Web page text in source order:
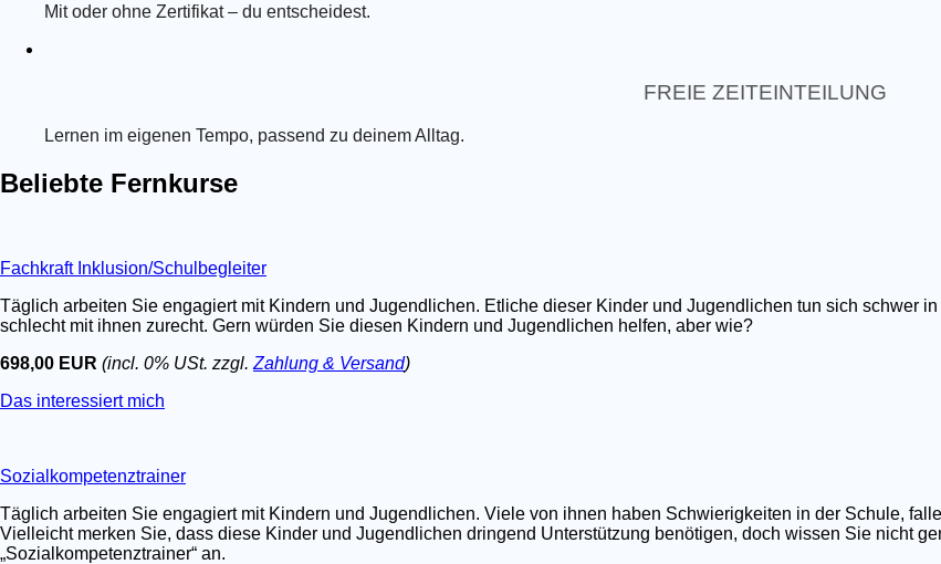
Mit oder ohne Zertifikat – du entscheidest.
FREIE ZEITEINTEILUNG
Lernen im eigenen Tempo, passend zu deinem Alltag.
Beliebte Fernkurse
Fachkraft Inklusion/Schulbegleiter
Täglich arbeiten Sie engagiert mit Kindern und Jugendlichen. Etliche dieser Kinder und Jugendlichen tun sich schwer
schlecht mit ihnen zurecht. Gern würden Sie diesen Kindern und Jugendlichen helfen, aber wie?
698,00 EUR (incl. 0% USt. zzgl. Zahlung & Versand)
Das interessiert mich
Sozialkompetenztrainer
Täglich arbeiten Sie engagiert mit Kindern und Jugendlichen. Viele von ihnen haben Schwierigkeiten in der Schule,
Vielleicht merken Sie, dass diese Kinder und Jugendlichen dringend Unterstützung benötigen, doch wissen Sie nicht
„Sozialkompetenztrainer“ an.